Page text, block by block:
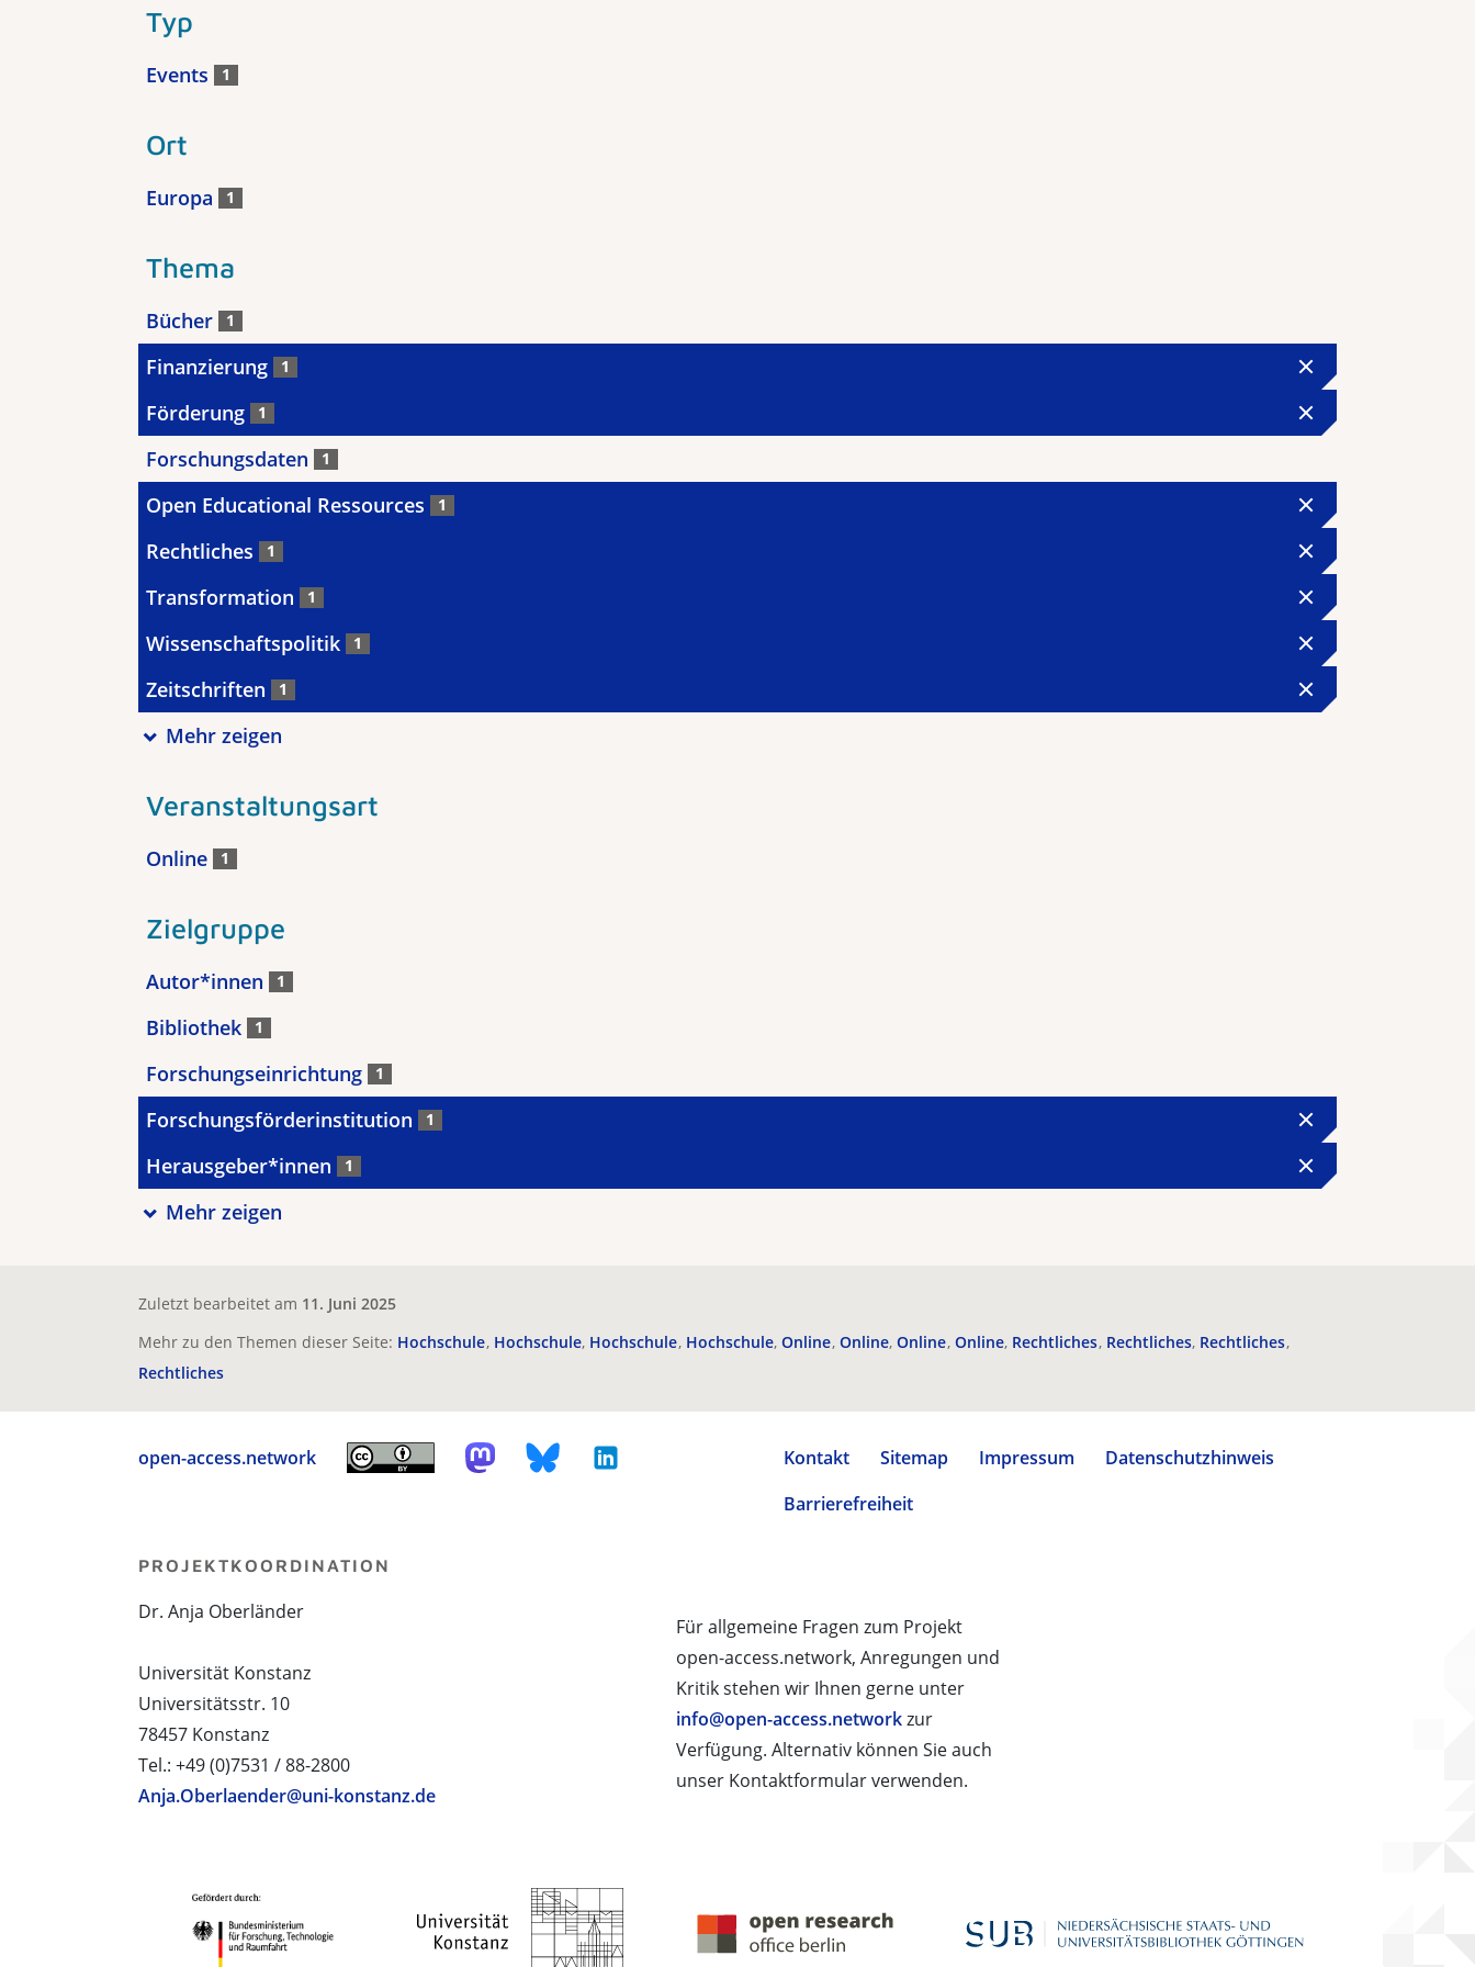
Typ
Events 1
Ort
Europa 1
Thema
Bücher 1
Finanzierung 1
Förderung 1
Forschungsdaten 1
Open Educational Ressources 1
Rechtliches 1
Transformation 1
Wissenschaftspolitik 1
Zeitschriften 1
Mehr zeigen
Veranstaltungsart
Online 1
Zielgruppe
Autor*innen 1
Bibliothek 1
Forschungseinrichtung 1
Forschungsförderinstitution 1
Herausgeber*innen 1
Mehr zeigen
Zuletzt bearbeitet am 11. Juni 2025
Mehr zu den Themen dieser Seite: Hochschule Hochschule Hochschule Hochschule Online Online Online Online Rechtliches Rechtliches Rechtliches
Rechtliches
open-access.network Kontakt Sitemap Impressum
Datenschutzhinweis
Barrierefreiheit
Für allgemeine Fragen zum Projekt
open-access.network, Anregungen und
Kritik stehen wir Ihnen gerne unter
info@open-access.networkzur
Verfügung. Alternativ können Sie auch
unser Kontaktformular verwenden.
PROJEKTKOORDINATION
Dr. Anja Oberländer
Universität Konstanz
Universitätsstr. 10
78457 Konstanz
Tel.: +49 (0)7531 / 88-2800
Anja.Oberlaender@uni-konstanz.de